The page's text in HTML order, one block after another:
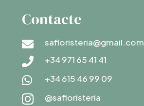
Contacte
 safloristeria@gmail.com
 +34 971 65 41 41
 +34 615 46 99 09
 @safloristeria